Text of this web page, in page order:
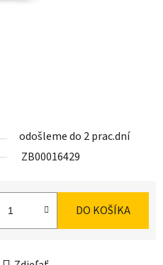
odošleme do 2 prac.dní
ZB00016429
DO KOŠÍKA